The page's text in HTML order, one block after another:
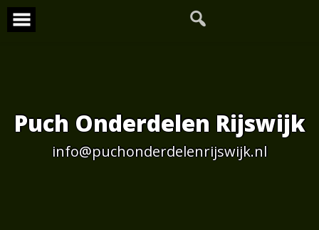
Skip
content
Puch Onderdelen Rijswijk
info@puchonderdelenrijswijk.nl